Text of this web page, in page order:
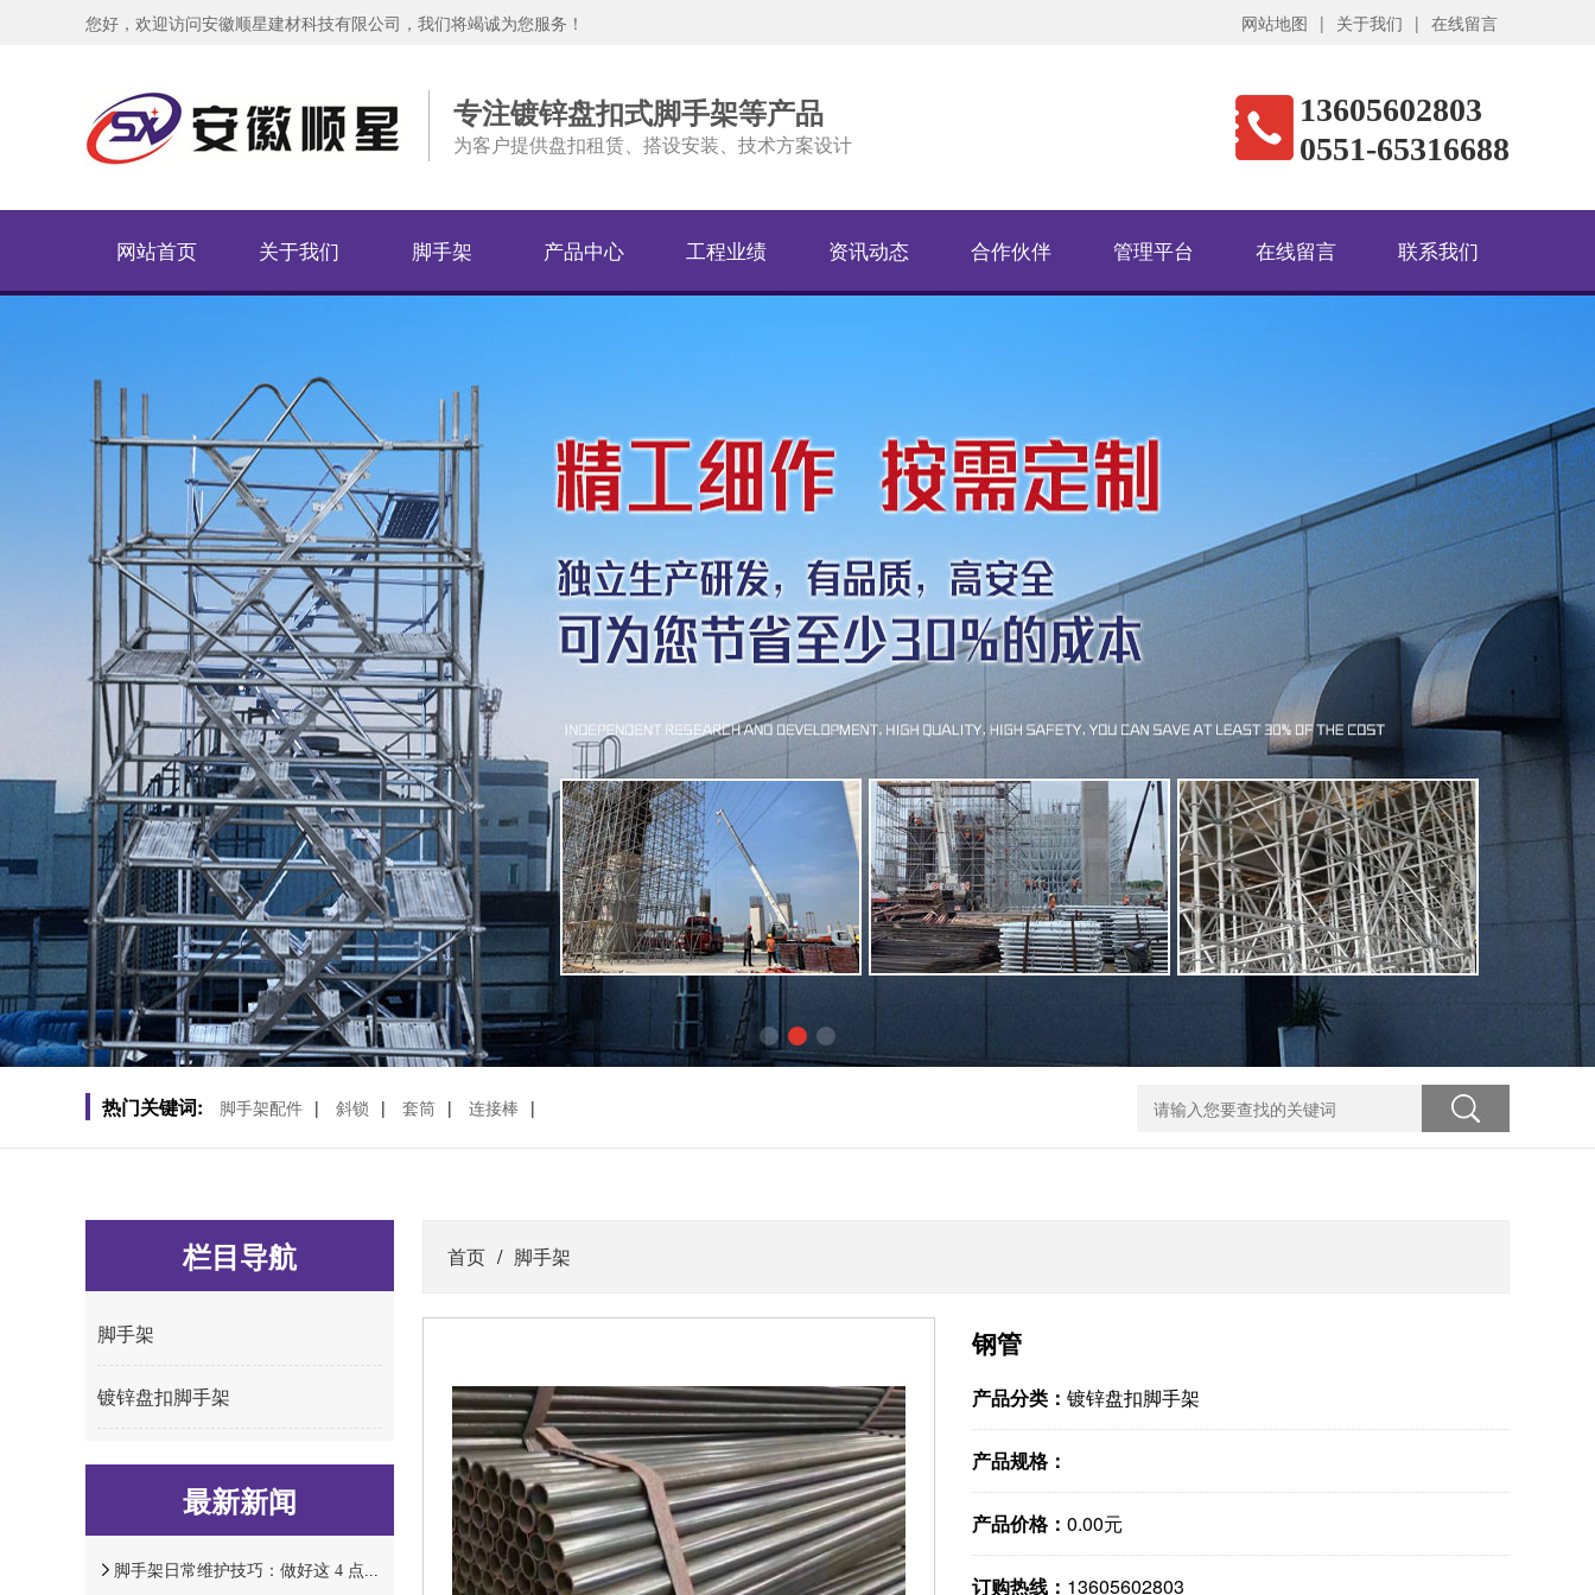
您好，欢迎访问安徽顺星建材科技有限公司，我们将竭诚为您服务！ 网站地图 | 关于我们 | 在线留言
专注镀锌盘扣式脚手架等产品
为客户提供盘扣租赁、搭设安装、技术方案设计
13605602803
0551-65316688
网站首页 关于我们 脚手架 产品中心 工程业绩 资讯动态 合作伙伴 管理平台 在线留言 联系我们
热门关键词: 脚手架配件 | 斜锁 | 套筒 | 连接棒 |
栏目导航
脚手架
镀锌盘扣脚手架
最新新闻
首页 / 脚手架
钢管
产品分类： 镀锌盘扣脚手架
产品规格：
产品价格： 0.00元
订购热线： 13605602803